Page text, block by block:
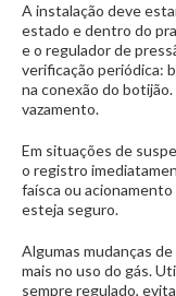
A instalação deve
estado e dentro do
e o regulador de
verificação periódica:
na conexão do
vazamento.
Em situações de
o registro
faísca ou
esteja seguro.
Algumas mudanças
mais no uso do gás.
sempre regulado,